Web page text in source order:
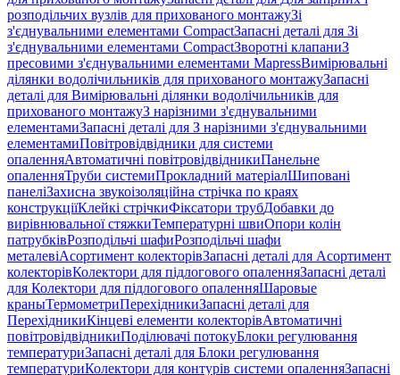
розподільчих вузлів для прихованого монтажуЗі
з'єднувальними елементами CompactЗапасні деталі для Зі
з'єднувальними елементами CompactЗворотні клапаниЗ
пресовими з'єднувальними елементами MapressВимірювальні
ділянки водолічильників для прихованого монтажуЗапасні
деталі для Вимірювальні ділянки водолічильників для
прихованого монтажуЗ нарізними з'єднувальними
елементамиЗапасні деталі для З нарізними з'єднувальними
елементамиПовітровідвідники для системи
опаленняАвтоматичні повітровідвідникиПанельне
опаленняТруби системиПрокладний матеріалШиповані
панеліЗахисна звукоізоляційна стрічка по краях
конструкціїКлейкі стрічкиФіксатори трубДобавки до
вирівнювальної стяжкиТемпературні швиОпори колін
патрубківРозподільчі шафиРозподільчі шафи
металевіАсортимент колекторівЗапасні деталі для Асортимент
колекторівКолектори для підлогового опаленняЗапасні деталі
для Колектори для підлогового опаленняШаровые
краныТермометриПерехідникиЗапасні деталі для
ПерехідникиКінцеві елементи колекторівАвтоматичні
повітровідвідникиПоділювачі потокуБлоки регулювання
температуриЗапасні деталі для Блоки регулювання
температуриКолектори для контурів системи опаленняЗапасні